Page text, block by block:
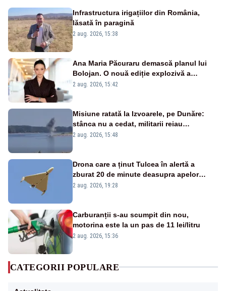
Infrastructura irigațiilor din România,
lăsată în paragină
2 aug. 2026, 15:38
Ana Maria Păcuraru demască planul lui
Bolojan. O nouă ediție explozivă a
emisiunii „Miza Zilei” la Realitatea PLUS
2 aug. 2026, 15:42
Misiune ratată la Izvoarele, pe Dunăre:
stânca nu a cedat, militarii reiau
detonările luni – VIDEO
2 aug. 2026, 15:48
Drona care a ținut Tulcea în alertă a
zburat 20 de minute deasupra apelor
României. Au fost ridicate două F-16
2 aug. 2026, 19:28
Carburanții s-au scumpit din nou,
motorina este la un pas de 11 lei/litru
2 aug. 2026, 15:36
CATEGORII POPULARE